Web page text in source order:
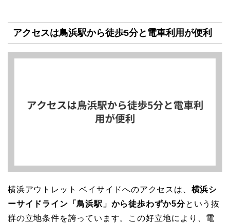
アクセスは鳥浜駅から徒歩5分と電車利用が便利
横浜アウトレット ベイサイドへのアクセスは、 横浜シ
ーサイドライン「鳥浜駅」から徒歩わずか5分という抜
群の立地条件を誇っています。この好立地により、電